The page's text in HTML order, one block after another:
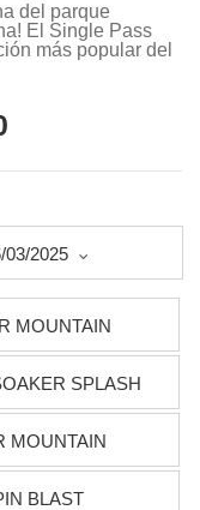
del parque
El Single Pass
más popular del
03/2025
MOUNTAIN
SPLASH
MOUNTAIN
BLAST